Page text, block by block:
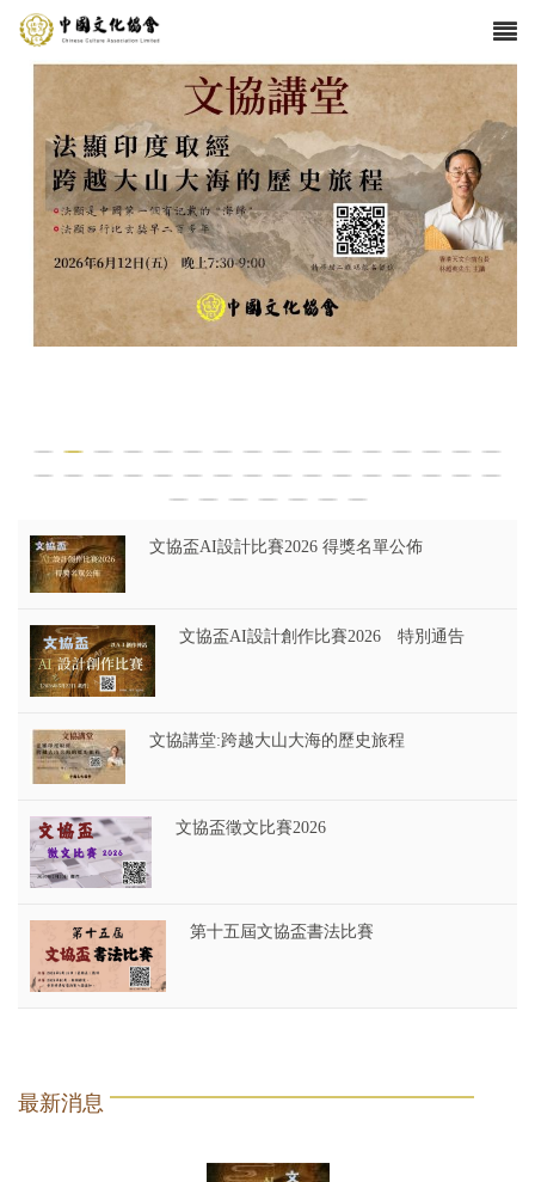
文協盃AI設計比賽2026 得獎名單公佈
文協盃AI設計創作比賽2026 特別通告
文協講堂:跨越大山大海的歷史旅程
文協盃徵文比賽2026
第十五屆文協盃書法比賽
最新消息